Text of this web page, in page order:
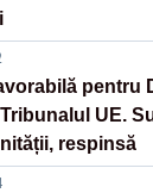
pentru
UE.
respinsă